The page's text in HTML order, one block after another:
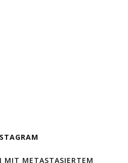
MIT METASTASIERTEM